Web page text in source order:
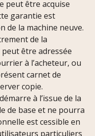
peut être acquise
garantie est
de la machine neuve.
de la
être adressée
à l’acheteur, ou
carnet de
copie.
à l’issue de la
de base et ne pourra
est cessible en
particuliers